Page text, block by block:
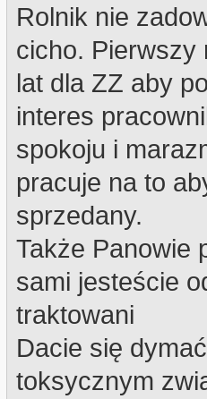
Rolnik nie
cicho. Pierwszy
lat dla ZZ aby
interes
spokoju i
pracuje na to
sprzedany.
Także Panowie
sami jesteście
traktowani
Dacie się
toksycznym